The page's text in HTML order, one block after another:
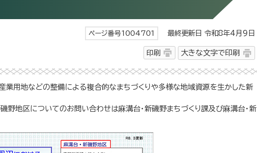
ページ番号1004701 最終更新日 令和8年4月9日
印刷 大きな文字で印刷
業用地などの整備による複合的なまちづくりや多様な地域資源を生かした新
地区についてのお問い合わせは麻溝台・新磯野まちづくり課及び麻溝台・新